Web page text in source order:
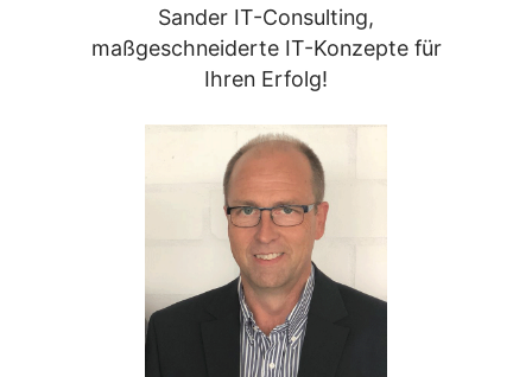
Sander IT-Consulting,
maßgeschneiderte IT-Konzepte für
Ihren Erfolg!